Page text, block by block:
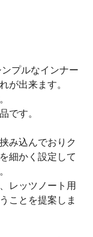
プルなインナー
が出来ます。
です。
み込んでおりク
細かく設定して
レッツノート用
ことを提案しま